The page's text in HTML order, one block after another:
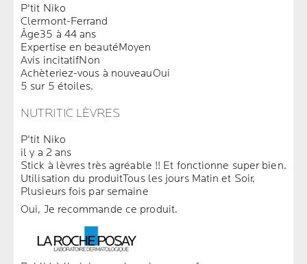
P'tit Niko
Clermont-Ferrand
Âge35 à 44 ans
Expertise en beautéMoyen
Avis incitatifNon
Achèteriez-vous à nouveauOui
5 sur 5 étoiles.
NUTRITIC LÈVRES
P'tit Niko
il y a 2 ans
Stick à lèvres très agréable !! Et fonctionne super bien.
Utilisation du produitTous les jours Matin et Soir,
Plusieurs fois par semaine
Oui, Je recommande ce produit.